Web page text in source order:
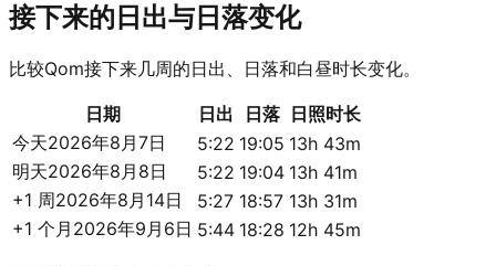
接下来的日出与日落变化
比较Qom接下来几周的日出、日落和白昼时长变化。
日期 日出 日落
日照时长
今天2026年8月7日 5:22 19:05 13h 43m
明天2026年8月8日 5:22 19:04 13h 41m
+1 周2026年8月14日 5:27 18:57 13h 31m
+1 个月 2026年9月6日 5:44 18:28 12h 45m